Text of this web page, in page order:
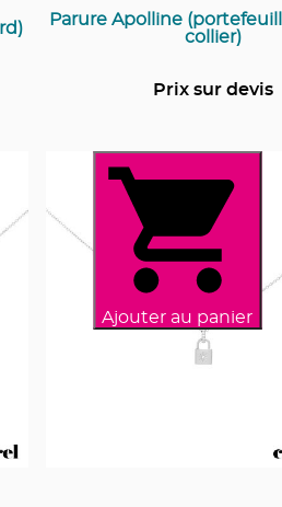
Parure Apolline
collier)
Prix sur devis
Ajouter au panier